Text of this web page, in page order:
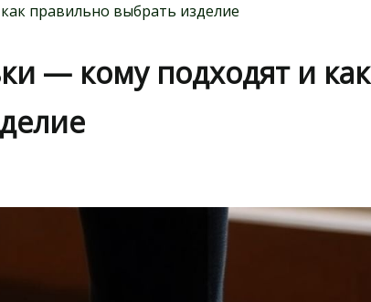
правильно выбрать изделие
— кому подходят и как